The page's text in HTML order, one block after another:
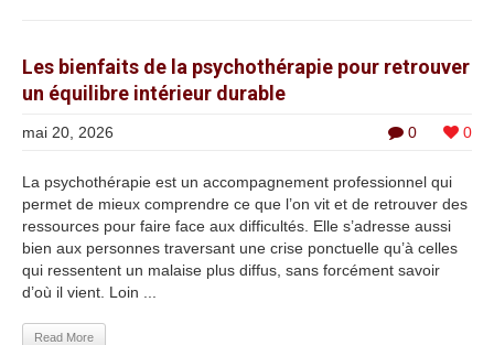
Les bienfaits de la psychothérapie pour retrouver
un équilibre intérieur durable
0 0
mai 20, 2026
La psychothérapie est un accompagnement professionnel qui
permet de mieux comprendre ce que l’on vit et de retrouver des
ressources pour faire face aux difficultés. Elle s’adresse aussi
bien aux personnes traversant une crise ponctuelle qu’à celles
qui ressentent un malaise plus diffus, sans forcément savoir
d’où il vient. Loin ...
Read More